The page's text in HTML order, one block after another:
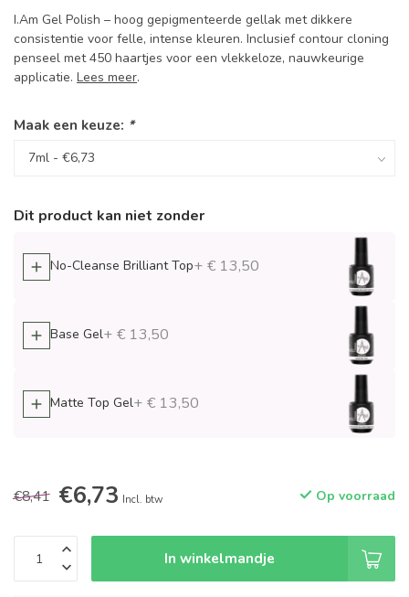
I.Am Gel Polish – hoog gepigmenteerde gellak met dikkere
consistentie voor felle, intense kleuren. Inclusief contour cloning
penseel met 450 haartjes voor een vlekkeloze, nauwkeurige
applicatie. Lees meer.
Maak een keuze: *
Dit product kan niet zonder
No-Cleanse Brilliant Top+ € 13,50
Base Gel+ € 13,50
Matte Top Gel+ € 13,50
€8,41 €6,73 Incl. btw Op voorraad
In winkelmandje